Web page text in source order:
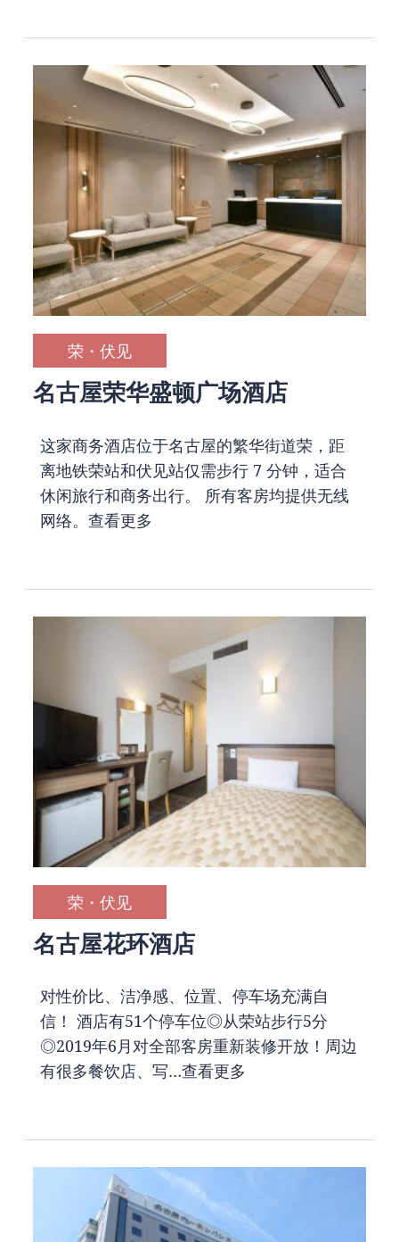
荣・伏见
名古屋荣华盛顿广场酒店
这家商务酒店位于名古屋的繁华街道荣，距
离地铁荣站和伏见站仅需步行 7 分钟，适合
休闲旅行和商务出行。 所有客房均提供无线
网络。 查看更多
荣・伏见
名古屋花环酒店
对性价比、洁净感、位置、停车场充满自
信！ 酒店有51个停车位◎从荣站步行5分
◎2019年6月对全部客房重新装修开放！周边
有很多餐饮店、写…查看更多